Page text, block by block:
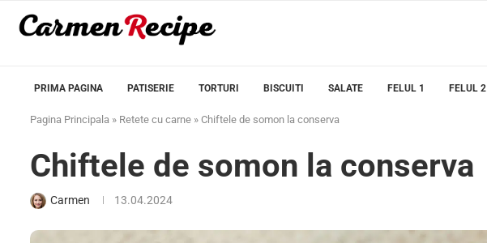
PRIMA PAGINA PATISERIE TORTURI BISCUITI SALATE FELUL 1 FELUL 2
Pagina Principala » Retete cu carne » Chiftele de somon la conserva
Chiftele de somon la conserva
Carmen 13.04.2024